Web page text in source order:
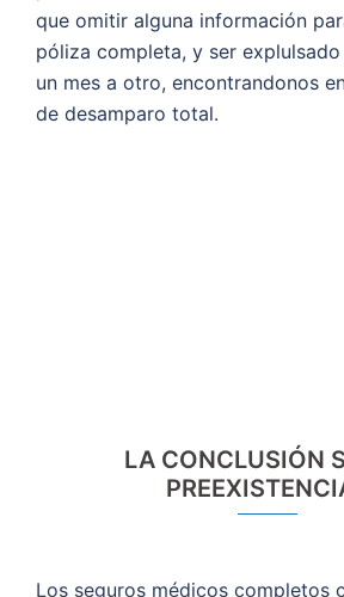
que omitir alguna información
póliza completa, y ser
un mes a otro, encontrandonos
de desamparo total.
LA CONCLUSIÓN
Los seguros médicos completos